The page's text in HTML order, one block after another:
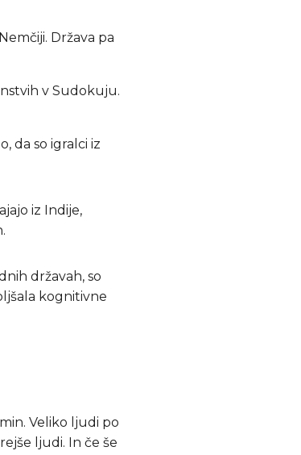
Država pa
v Sudokuju.
da so igralci iz
iz Indije,
državah, so
kognitivne
Veliko ljudi po
ljudi. In če še